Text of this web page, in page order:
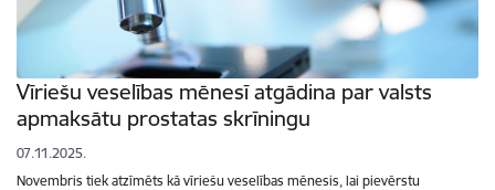
Vīriešu veselības mēnesī atgādina par valsts
apmaksātu prostatas skrīningu
07.11.2025.
Novembris tiek atzīmēts kā vīriešu veselības mēnesis, lai pievērstu